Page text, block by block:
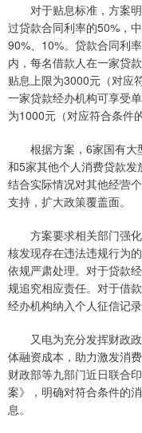
对于贴息标准，方案明
过贷款合同利率的50%，
90%、10%。贷款合同利
内，每名借款人在一家贷
贴息上限为3000元（对应
一家贷款经办机构可享受
为1000元（对应符合条件
根据方案，6家国有大
和5家其他个人消费贷款
结合实际情况对其他经营
支持，扩大政策覆盖面。
方案要求相关部门强化
核发现存在违法违规行为
依规严肃处理。对于贷款
规追究相应责任。对于借
经办机构纳入个人征信记录
又电为充分发挥财政政
体融资成本，助力激发消
财政部等九部门近日联合
案》，明确对符合条件的
息。